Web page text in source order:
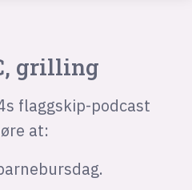
grilling
flaggskip-podcast
at: